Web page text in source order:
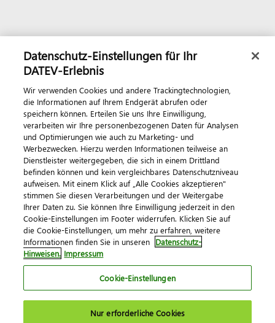
Datenschutz-Einstellungen für Ihr
DATEV-Erlebnis
Wir verwenden Cookies und andere Trackingtechnologien,
die Informationen auf Ihrem Endgerät abrufen oder
speichern können. Erteilen Sie uns Ihre Einwilligung,
verarbeiten wir Ihre personenbezogenen Daten für Analysen
und Optimierungen wie auch zu Marketing- und
Werbezwecken. Hierzu werden Informationen teilweise an
Dienstleister weitergegeben, die sich in einem Drittland
befinden können und kein vergleichbares Datenschutzniveau
aufweisen. Mit einem Klick auf „Alle Cookies akzeptieren"
stimmen Sie diesen Verarbeitungen und der Weitergabe
Ihrer Daten zu. Sie können Ihre Einwilligung jederzeit in den
Cookie-Einstellungen im Footer widerrufen. Klicken Sie auf
die Cookie-Einstellungen, um mehr zu erfahren, weitere
Informationen finden Sie in unseren Datenschutz-
Hinweisen. Impressum
Cookie-Einstellungen
Nur erforderliche Cookies